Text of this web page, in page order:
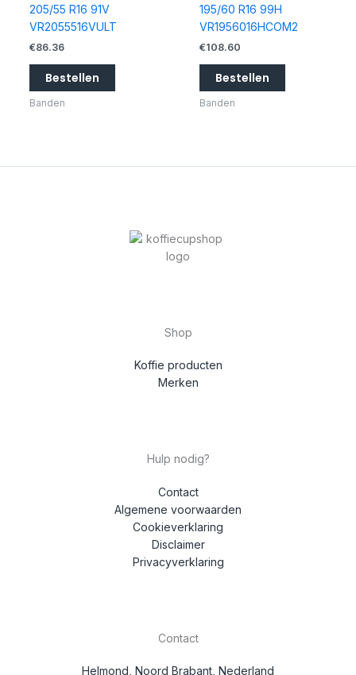
205/55 R16 91V
VR2055516VULT
€86.36
Bestellen
Banden
195/60 R16 99H
VR1956016HCOM2
€108.60
Bestellen
Banden
Shop
Koffie producten
Merken
Hulp nodig?
Contact
Algemene voorwaarden
Cookieverklaring
Disclaimer
Privacyverklaring
Contact
Helmond, Noord Brabant, Nederland